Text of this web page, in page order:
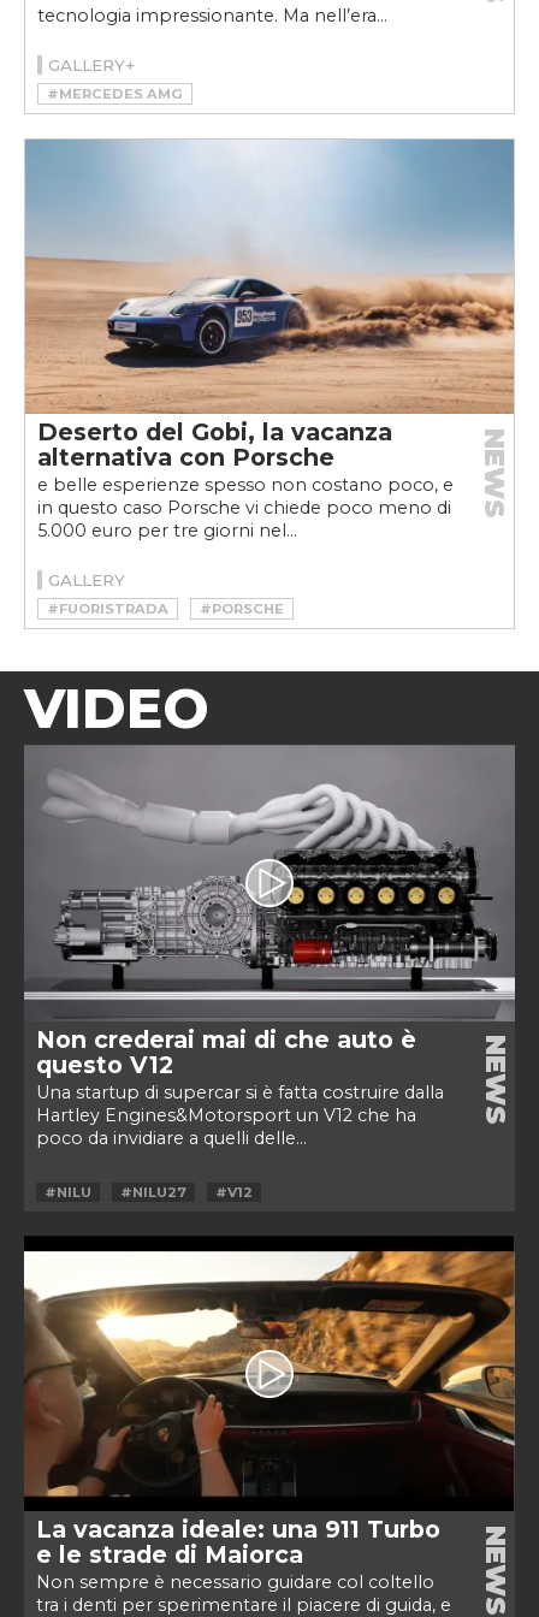
tecnologia impressionante. Ma nell’era...
GALLERY+
#MERCEDES AMG
#MERCEDES-AMG CLA 45 4MATIC+
Deserto del Gobi, la vacanza
alternativa con Porsche
e belle esperienze spesso non costano poco, e
in questo caso Porsche vi chiede poco meno di
5.000 euro per tre giorni nel...
NEWS
GALLERY
#FUORISTRADA #PORSCHE
VIDEO
Non crederai mai di che auto è
questo V12
Una startup di supercar si è fatta costruire dalla
Hartley Engines&Motorsport un V12 che ha
poco da invidiare a quelli delle...
NEWS
#NILU #NILU27 #V12
La vacanza ideale: una 911 Turbo
e le strade di Maiorca
Non sempre è necessario guidare col coltello
tra i denti per sperimentare il piacere di guida, e
NEWS